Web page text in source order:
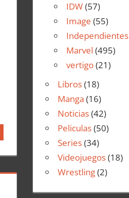
IDW(57)
Image (55)
Independientes
Marvel (495)
vertigo(21)
Libros(18)
Manga (16)
Noticias(42)
Peliculas(50)
Series(34)
Videojuegos(18)
Wrestling(2)